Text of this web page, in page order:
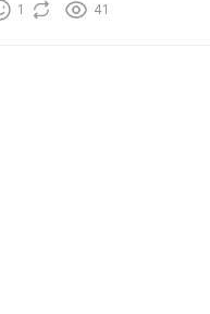
которыми ласково
1 41